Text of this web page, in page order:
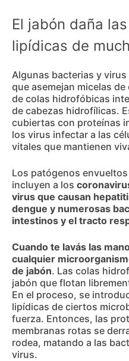
El jabón daña
lipídicas de
Algunas bacterias y
que asemejan micelas
de colas hidrofóbicas
de cabezas hidrofílicas.
cubiertas con proteínas
los virus infectar a las
vitales que mantienen
Los patógenos
incluyen a los
virus que causan
dengue y numerosas
intestinos y el tracto
Cuando te lavás las
cualquier
de jabón. Las colas
jabón que flotan
En el proceso, se
lipídicas de ciertos
fuerza. Entonces, las
membranas rotas se
rodea, matando a las
virus.